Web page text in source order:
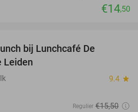
€14,50
bij Lunchcafé De
Leiden
9.4 star
Regulier €15,50